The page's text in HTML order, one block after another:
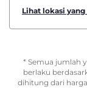
Lihat lokasi
* Semua jumlah
berlaku
dihitung dari